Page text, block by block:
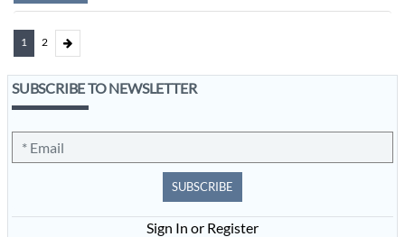
1 2
SUBSCRIBE TO NEWSLETTER
SUBSCRIBE
Sign In or Register